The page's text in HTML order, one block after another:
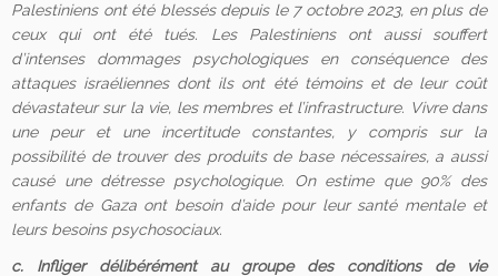
Palestiniens ont été blessés depuis le 7 octobre 2023, en plusde
ceux qui ont été tués. Les Palestiniens ont aussi souffert
d’intenses dommages psychologiques en conséquence des
attaques israéliennes dont ils ont été témoins et de leur coût
dévastateur sur la vie, les membres et l’infrastructure. Vivre dans
une peur et une incertitude constantes, y compris sur la
possibilité de trouver des produits de base nécessaires, a aussi
causé une détresse psychologique. On estime que 90% des
enfants de Gaza ont besoin d’aide pour leur santé mentale et
leurs besoins psychosociaux.
c. Infliger délibérément au groupe des conditions de vie